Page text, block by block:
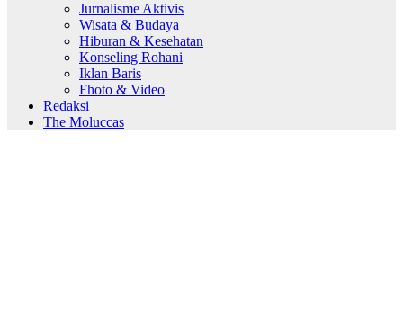
Jurnalisme Aktivis
Wisata & Budaya
Hiburan & Kesehatan
Konseling Rohani
Iklan Baris
Fhoto & Video
Redaksi
The Moluccas